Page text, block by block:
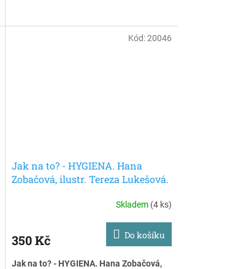
který děti provází jednotlivými scénkami.
Karty slouží k nácviku společensky
Jak na to? - HYGIENA. Hana
Zobačová, ilustr. Tereza Lukešová.
Skladem (4 ks)
350 Kč Do košíku
Jak na to? - HYGIENA. Hana Zobačová,
Kód:20046